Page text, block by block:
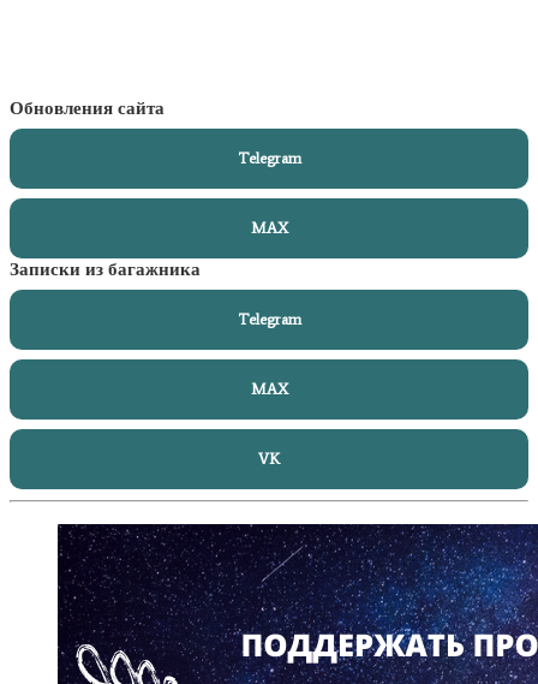
Обновления сайта
Telegram
MAX
Записки из багажника
Telegram
MAX
VK